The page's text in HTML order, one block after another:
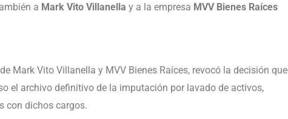
a Mark Vito Villanella y a la empresa MVV Bienes Raíces
Mark Vito Villanella y MVV Bienes Raíces, revocó la decisión que
el archivo definitivo de la imputación por lavado de activos,
con dichos cargos.